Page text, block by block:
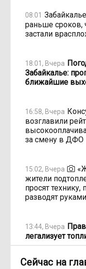
08:01
раньше сроков,
застали
18:01, Вчера
Забайкалье:
ближайшие
16:58, Вчера
возглавили
за смену в ДФО
15:02, Вчера
жители
просят технику,
разводят руками
13:44, Вчера
легализует
«Евро-2»
Сейчас на